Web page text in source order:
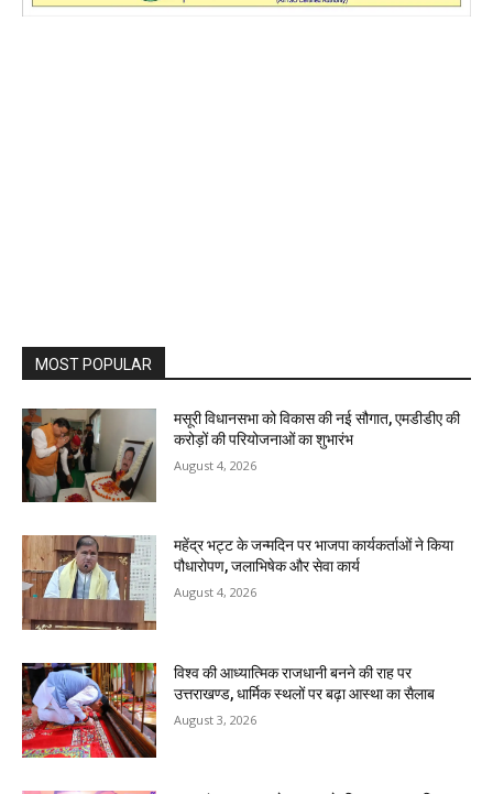
MOST POPULAR
मसूरी विधानसभा को विकास की नई सौगात, एमडीडीए की
करोड़ों की परियोजनाओं का शुभारंभ
August 4, 2026
महेंद्र भट्ट के जन्मदिन पर भाजपा कार्यकर्ताओं ने किया
पौधारोपण, जलाभिषेक और सेवा कार्य
August 4, 2026
विश्व की आध्यात्मिक राजधानी बनने की राह पर
उत्तराखण्ड, धार्मिक स्थलों पर बढ़ा आस्था का सैलाब
August 3, 2026